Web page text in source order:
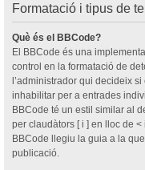
Formatació i tipus de
Què és el BBCode?
El BBCode és una
control en la formatació de
l’administrador qui decideix
inhabilitar per a entrades
BBCode té un estil similar al
per claudàtors [ i ] en lloc de
BBCode llegiu la guia a la
publicació.